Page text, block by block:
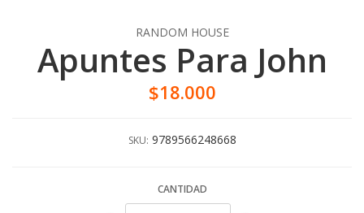
RANDOM HOUSE
Apuntes Para John
$18.000
SKU: 9789566248668
CANTIDAD